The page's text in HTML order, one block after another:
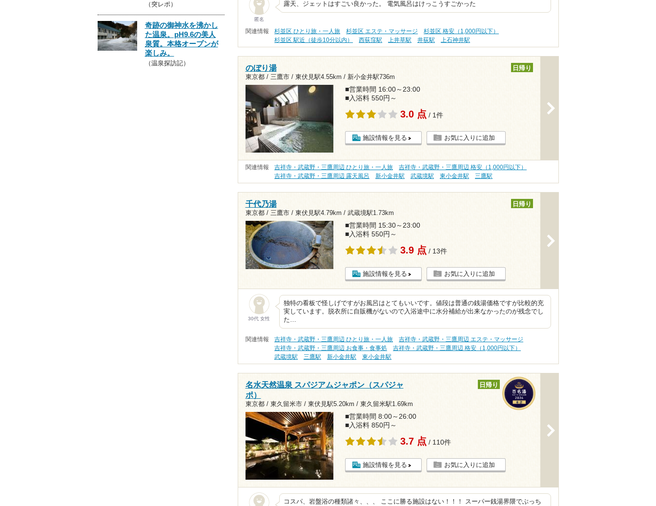
匿名
露天、ジェットはすごい良かった。 電気風呂はけっこうすごかった
関連情報 杉並区 ひとり旅・一人旅 杉並区 エステ・マッサージ
杉並区 格安（1,000円以下）
杉並区 駅近（徒歩10分以内）
西荻窪駅 上井草駅 井荻駅 上石神井駅
のぼり湯
東京都 / 三鷹市 / 東伏見駅4.55km / 新小金井駅736m
日帰り
■営業時間 16:00～23:00
■入浴料 550円～
3.0 点 / 1件
施設情報を見る お気に入りに追加
関連情報 吉祥寺・武蔵野・三鷹周辺 ひとり旅・一人旅
吉祥寺・武蔵野・三鷹周辺 格安（1,000円以下）
吉祥寺・武蔵野・三鷹周辺 露天風呂
新小金井駅 武蔵境駅 東小金井駅 三鷹駅
千代乃湯
東京都 / 三鷹市 / 東伏見駅4.79km / 武蔵境駅1.73km
日帰り
■営業時間 15:30～23:00
■入浴料 550円～
3.9 点 / 13件
施設情報を見る お気に入りに追加
30代 女性
独特の看板で怪しげですがお風呂はとてもいいです。値段は普通の銭湯価格ですが比較的充
実しています。脱衣所に自販機がないので入浴途中に水分補給が出来なかったのが残念でし
た…
関連情報 吉祥寺・武蔵野・三鷹周辺 ひとり旅・一人旅
吉祥寺・武蔵野・三鷹周辺 エステ・マッサージ
吉祥寺・武蔵野・三鷹周辺 お食事・食事処
吉祥寺・武蔵野・三鷹周辺 格安（1,000円以下）
武蔵境駅
三鷹駅 新小金井駅 東小金井駅
名水天然温泉 スパジアムジャポン（スパジャ
ポ）
東京都 / 東久留米市 / 東伏見駅5.20km / 東久留米駅1.69km
日帰り
■営業時間 8:00～26:00
■入浴料 850円～
3.7 点 / 110件
施設情報を見る お気に入りに追加
コスパ、岩盤浴の種類諸々、、、 ここに勝る施設はない！！！ スーパー銭湯界隈でぶっち
（突レポ）
奇跡の御神水を沸かし
た温泉。pH9.6の美人
泉質。本格オープンが
楽しみ。
（温泉探訪記）